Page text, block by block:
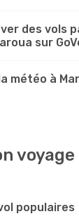
des vols
sur
météo à
voyage
populaires